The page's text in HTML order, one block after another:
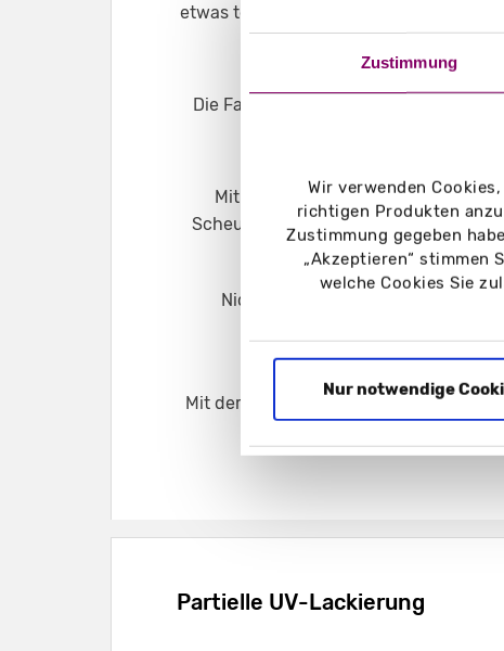
Zustimmung
Wir verwenden
richtigen Produkten
Zustimmung gegeben
„Akzeptieren“ stimmen
welche Cookies Sie
Nur notwendige
etwas teurer als eine Lackierung,
Die Farben Ihrer Verpackung wirken
Mit dieser Art von
Scheuerfestigkeit und eine sehr gute
Nicht nur matt, sondern auch
Mit der Softtouch-Folienkaschierung
Partielle UV-Lackierung